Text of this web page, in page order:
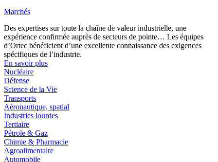
Marchés
Des expertises sur toute la chaîne de valeur industrielle, une
expérience confirmée auprès de secteurs de pointe… Les équipes
d’Ortec bénéficient d’une excellente connaissance des exigences
spécifiques de l’industrie.
En savoir plus
Nucléaire
Défense
Science de la Vie
Transports
Aéronautique, spatial
Industries lourdes
Tertiaire
Pétrole & Gaz
Chimie & Pharmacie
Agroalimentaire
Automobile